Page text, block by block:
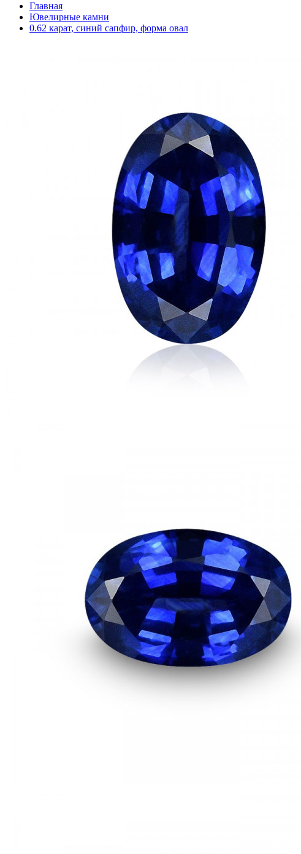
Главная
Ювелирные камни
0.62 карат, синий сапфир, форма овал